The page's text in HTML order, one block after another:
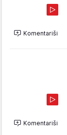
Komentariši
Komentariši